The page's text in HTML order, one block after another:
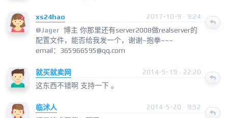
xs24hao
2017-10-9 · 9:24
@Jager 博主 你那里还有server2008做realserver的
配置文件，能否给我发一个，谢谢~抱拳~~~
email：365966595@qq.com
就买就卖网 2014-5-19 · 22:20
这东西不错啊 支持一下 。
临沭人 2014-5-20 · 9:52